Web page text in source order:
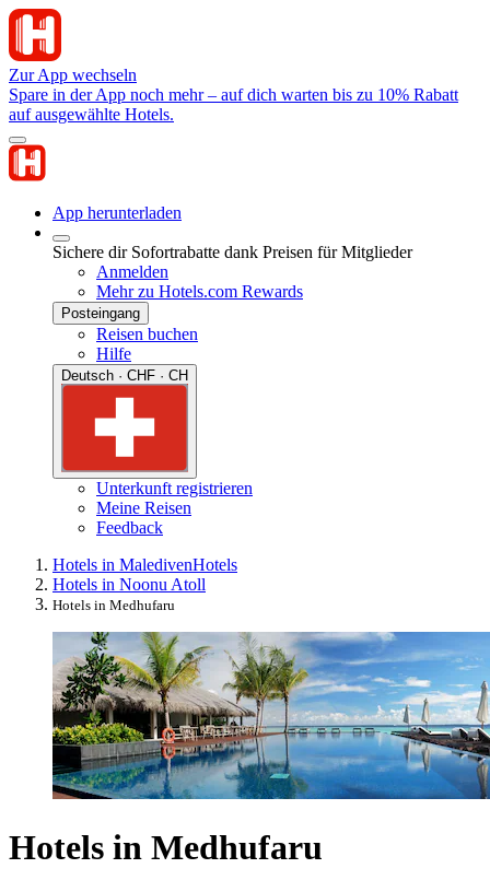
Zur App wechseln
Spare in der App noch mehr – auf dich warten bis zu 10% Rabatt
auf ausgewählte Hotels.
App herunterladen
Sichere dir Sofortrabatte dank Preisen für Mitglieder
Anmelden
Mehr zu Hotels.com Rewards
Posteingang
Reisen buchen
Hilfe
Deutsch · CHF · CH
Unterkunft registrieren
Meine Reisen
Feedback
Hotels in MaledivenHotels
Hotels in Noonu Atoll
Hotels in Medhufaru
Hotels in Medhufaru